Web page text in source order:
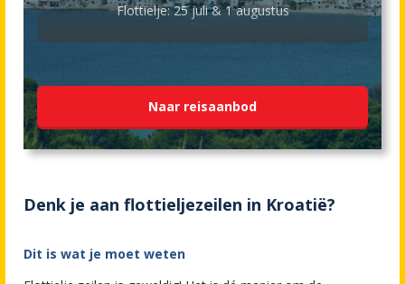
Flottielje: 25 juli & 1 augustus
Naar reisaanbod
Denk je aan flottieljezeilen in Kroatië?
Dit is wat je moet weten